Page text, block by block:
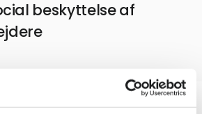
beskyttelse af